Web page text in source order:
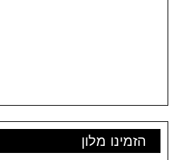
הזמינו מלון